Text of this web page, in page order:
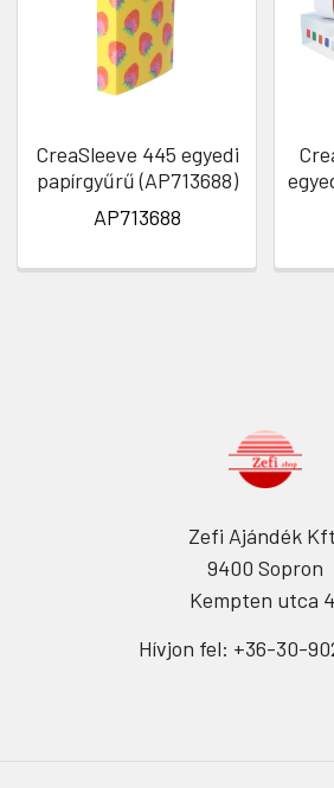
CreaSleeve 445 egyedi
papírgyűrű (AP713688)
AP713688
Zefi Ajándék
9400 Sopron
Kempten utca
Hívjon fel: +36-30-